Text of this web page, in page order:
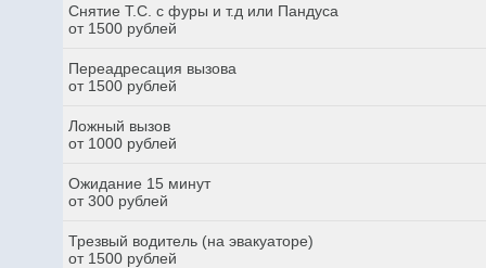
Снятие Т.С. с фуры и т.д или Пандуса
от 1500 рублей
Переадресация вызова
от 1500 рублей
Ложный вызов
от 1000 рублей
Ожидание 15 минут
от 300 рублей
Трезвый водитель (на эвакуаторе)
от 1500 рублей